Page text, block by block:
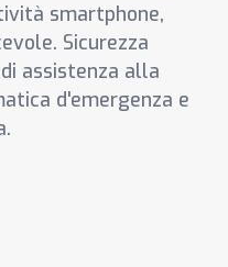
smartphone,
Sicurezza
assistenza alla
d'emergenza e